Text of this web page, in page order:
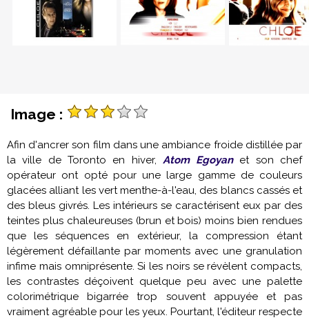
Image :
Afin d'ancrer son film dans une ambiance froide distillée par
la ville de Toronto en hiver, Atom Egoyanet son chef
opérateur ont opté pour une large gamme de couleurs
glacées alliant les vert menthe-à-l'eau, des blancs cassés et
des bleus givrés. Les intérieurs se caractérisent eux par des
teintes plus chaleureuses (brun et bois) moins bien rendues
que les séquences en extérieur, la compression étant
légèrement défaillante par moments avec une granulation
infime mais omniprésente. Si les noirs se révèlent compacts,
les contrastes déçoivent quelque peu avec une palette
colorimétrique bigarrée trop souvent appuyée et pas
vraiment agréable pour les yeux. Pourtant, l'éditeur respecte